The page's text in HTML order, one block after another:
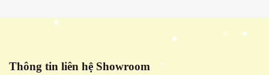
Thông tin liên hệ Showroom